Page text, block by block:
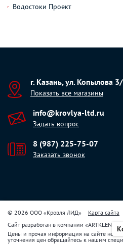
Водостоки Проект
г. Казань, ул. Копылова
Показать все магазины
info@krovlya-ltd.ru
Задать вопрос
8 (987) 225-75-07
Заказать звонок
© 2026 ООО «Кровля ЛИД»
Карта сайта
Сайт разработан в компании «ARTKLEN
Цены и прочая информация на сайте не
уточнения цен обращайтесь к нашим